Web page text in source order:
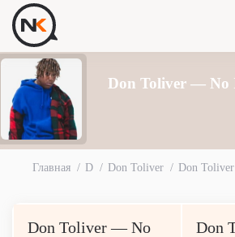
Don Toliver — No
Главная D Don Toliver Don
Don Toliver — No
Don